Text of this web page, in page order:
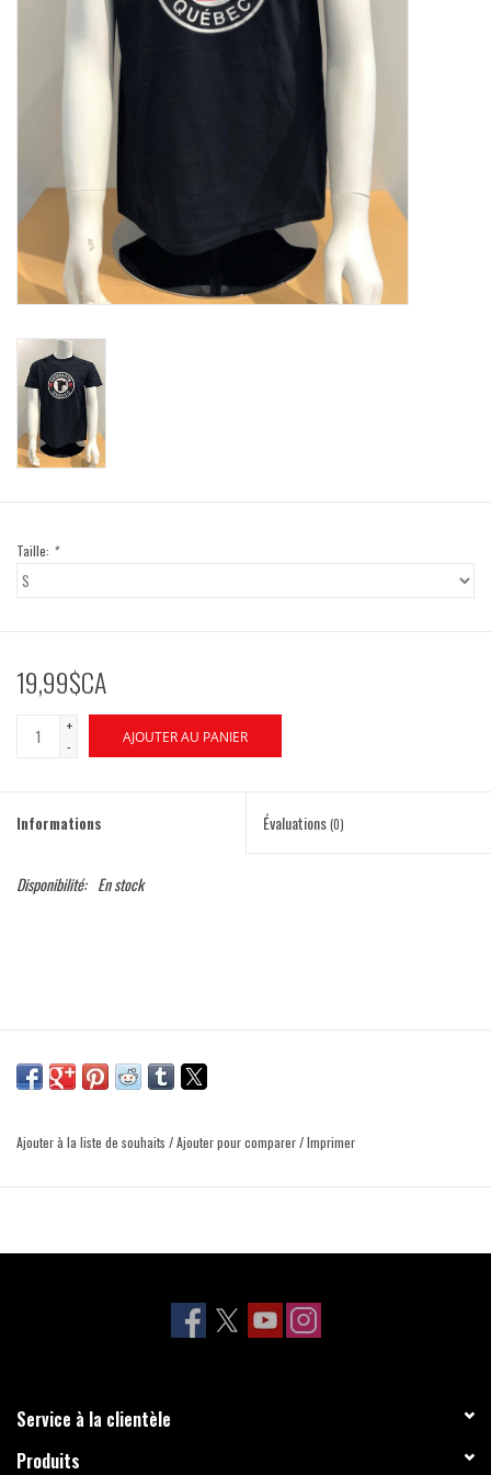
Liquidation
Taille: *
19,99$CA
+
-
AJOUTER AU PANIER
Informations Évaluations(0)
Disponibilité: En stock
Ajouter à la liste de souhaits /Ajouter pour comparer/Imprimer
Service à la clientèle
Produits